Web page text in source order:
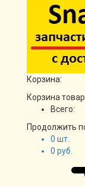
Корзина:
Корзина
Всего:
Продолжить
0 шт.
0 руб.